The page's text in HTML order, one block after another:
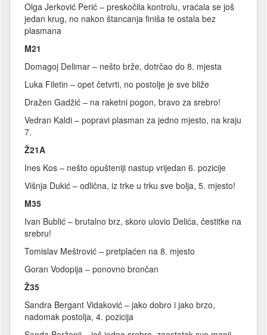
Olga Jerković Perić – preskočila kontrolu, vraćala se još
jedan krug, no nakon štancanja finiša te ostala bez
plasmana
M21
Domagoj Delimar – nešto brže, dotrčao do 8. mjesta
Luka Filetin – opet četvrti, no postolje je sve bliže
Dražen Gadžić – na raketni pogon, bravo za srebro!
Vedran Kaldi – popravi plasman za jedno mjesto, na kraju
7.
Ž21A
Ines Kos – nešto opušteniji nastup vrijedan 6. pozicije
Višnja Dukić – odlična, iz trke u trku sve bolja, 5. mjesto!
M35
Ivan Bublić – brutalno brz, skoro ulovio Delića, čestitke na
srebru!
Tomislav Meštrović – pretplaćen na 8. mjesto
Goran Vodopija – ponovno brončan
Ž35
Sandra Bergant Vidaković – jako dobro i jako brzo,
nadomak postolja, 4. pozicija